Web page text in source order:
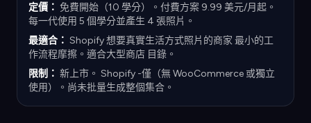
定價： 免費開始（10 學分）。付費方案 9.99 美元/月起。
每一代使用 5 個學分並產生 4 張照片。
最適合： Shopify 想要真實生活方式照片的商家 最小的工
作流程摩擦。適合大型商店 目錄。
限制： 新上市。 Shopify -僅（無 WooCommerce 或獨立
使用）。尚未批量生成整個集合。